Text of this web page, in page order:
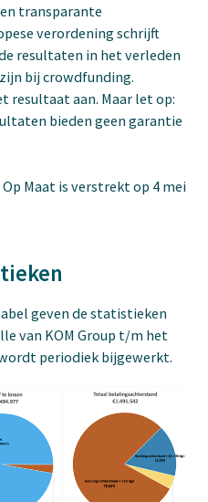
transparante
verordening schrijft
resultaten in het verleden
bij crowdfunding.
resultaat aan. Maar let op:
bieden geen garantie
Maat is verstrekt op 4 mei
geven de statistieken
van KOM Group t/m het
periodiek bijgewerkt.